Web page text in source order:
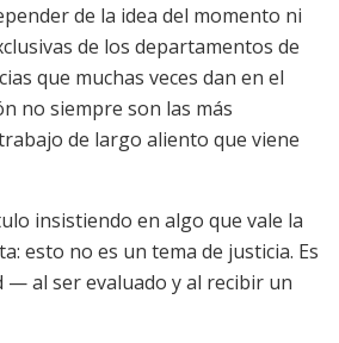
de la idea del momento ni
de los departamentos de
que muchas veces dan en el
no siempre son las más
de largo aliento que viene
insistiendo en algo que vale la
esto no es un tema de justicia. Es
— al ser evaluado y al recibir un